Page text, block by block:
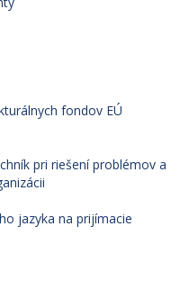
fondov EÚ
pri riešení problémov a
jazyka na prijímacie